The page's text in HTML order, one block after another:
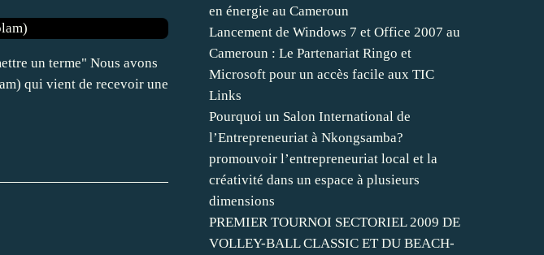
un terme" Nous avons
qui vient de recevoir une
en énergie au Cameroun
Lancement de Windows 7 et Office 2007 au
Cameroun : Le Partenariat Ringo et
Microsoft pour un accès facile aux TIC
Links
Pourquoi un Salon International de
l’Entrepreneuriat à Nkongsamba?
promouvoir l’entrepreneuriat local et la
créativité dans un espace à plusieurs
dimensions
PREMIER TOURNOI SECTORIEL 2009 DE
VOLLEY-BALL CLASSIC ET DU BEACH-